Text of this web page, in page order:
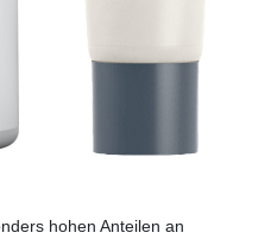
hohen Anteilen an